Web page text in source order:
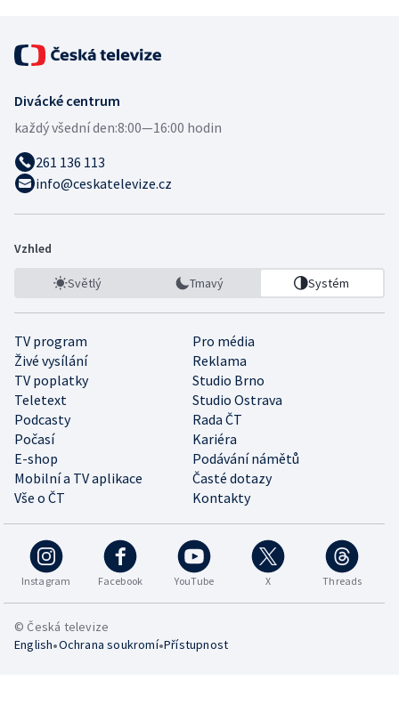
Divácké centrum
každý všední den:8:00—16:00 hodin
261 136 113
info@ceskatelevize.cz
Vzhled
Světlý Tmavý Systém
TV program
Pro média
Živé vysílání
Reklama
TV poplatky
Studio Brno
Teletext
Studio Ostrava
Podcasty
Rada ČT
Počasí
Kariéra
E-shop
Podávání námětů
Mobilní a TV aplikace
Časté dotazy
Vše o ČT
Kontakty
Instagram Facebook YouTube X Threads
© Česká televize
English•Ochrana soukromí•Přístupnost